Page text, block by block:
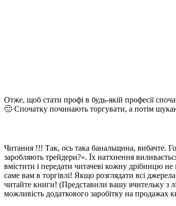
Отже, щоб стати профі в будь-якій професії
🙂 Спочатку починають торгувати, а потім
Читання !!! Так, ось така банальщина, вибачте.
заробляють трейдери?». Їх натхнення
вмістити і передати читачеві кожну дрібницю
саме вам в торгівлі! Якщо розглядати всі
читайте книги! (Представили вашу вчительку з
можливість додаткового заробітку на продажах